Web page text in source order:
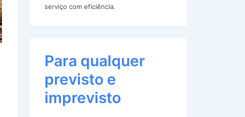
serviço com eficiência.
Para qualquer
previsto e
imprevisto